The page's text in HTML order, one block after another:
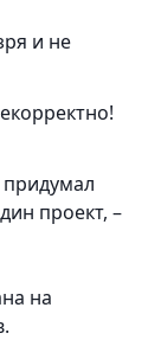
и не
проект, –
на